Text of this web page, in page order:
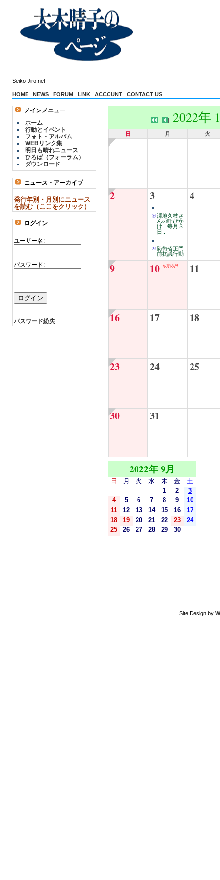
Seiko-Jiro.net
HOME NEWS FORUM LINK ACCOUNT CONTACT US
メインメニュー
ホーム
行動とイベント
フォト・アルバム
WEBリンク集
明日も晴れニュース
ひろば（フォーラム）
ダウンロード
ニュース・アーカイブ
発行年別・月別にニュース
を読む（ここをクリック）
ログイン
ユーザー名:
パスワード:
パスワード紛失
2022年
日 月 火
2 3
澤地久枝さ
んの呼びか
け「毎月３
日..
防衛省正門
前抗議行動
4
9 10 体育の日 11
16 17 18
23 24 25
30 31
2022年 9月
日 月 火 水 木 金
土
1
2
3
4
5 6 7 8 9
10
11
12 13 14 15 16
17
18
19 20 21 22 23
24
25
26 27 28 29 30
Site Design by